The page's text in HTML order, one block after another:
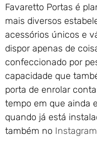
Favaretto Portas é
mais diversos
acessórios únicos e
dispor apenas de
confeccionado por
capacidade que
porta de enrolar
tempo em que ainda
quando já está
também no Instagram